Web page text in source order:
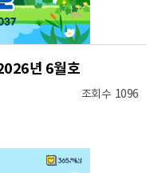
년 6월호
1096